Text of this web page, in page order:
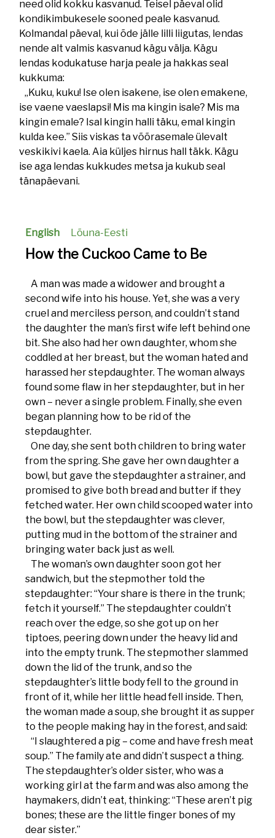
need olid kokku kasvanud. Teisel päeval olid
kondikimbukesele sooned peale kasvanud.
Kolmandal päeval, kui õde jälle lilli liigutas, lendas
nende alt valmis kasvanud kägu välja. Kägu
lendas kodukatuse harja peale ja hakkas seal
kukkuma:
„Kuku, kuku! Ise olen isakene, ise olen emakene,
ise vaene vaeslapsi! Mis ma kingin isale? Mis ma
kingin emale? Isal kingin halli täku, emal kingin
kulda kee.” Siis viskas ta võõrasemale ülevalt
veskikivi kaela. Aia küljes hirnus hall täkk. Kägu
ise aga lendas kukkudes metsa ja kukub seal
tänapäevani.
English Lõuna-Eesti
How the Cuckoo Came to Be
A man was made a widower and brought a
second wife into his house. Yet, she was a very
cruel and merciless person, and couldn’t stand
the daughter the man’s first wife left behind one
bit. She also had her own daughter, whom she
coddled at her breast, but the woman hated and
harassed her stepdaughter. The woman always
found some flaw in her stepdaughter, but in her
own – never a single problem. Finally, she even
began planning how to be rid of the
stepdaughter.
One day, she sent both children to bring water
from the spring. She gave her own daughter a
bowl, but gave the stepdaughter a strainer, and
promised to give both bread and butter if they
fetched water. Her own child scooped water into
the bowl, but the stepdaughter was clever,
putting mud in the bottom of the strainer and
bringing water back just as well.
The woman’s own daughter soon got her
sandwich, but the stepmother told the
stepdaughter: “Your share is there in the trunk;
fetch it yourself.” The stepdaughter couldn’t
reach over the edge, so she got up on her
tiptoes, peering down under the heavy lid and
into the empty trunk. The stepmother slammed
down the lid of the trunk, and so the
stepdaughter’s little body fell to the ground in
front of it, while her little head fell inside. Then,
the woman made a soup, she brought it as supper
to the people making hay in the forest, and said:
“I slaughtered a pig – come and have fresh meat
soup.” The family ate and didn’t suspect a thing.
The stepdaughter’s older sister, who was a
working girl at the farm and was also among the
haymakers, didn’t eat, thinking: “These aren’t pig
bones; these are the little finger bones of my
dear sister.”